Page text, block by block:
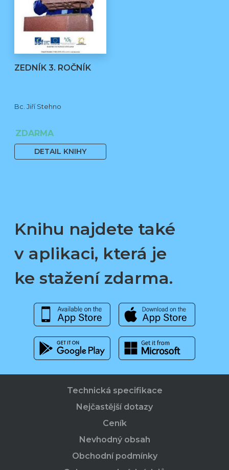
ZEDNÍK 3. ROČNÍK
Bc. Jiří Stehno
ZDARMA
DETAIL KNIHY
Knihu najdete také
v aplikaci, která je
ke stažení zdarma.
Technická specifikace
Nejčastější dotazy
Ceník
Nevhodný obsah
Obchodní podmínky